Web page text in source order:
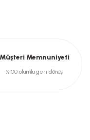
Müşteri Memnuniyeti
%100 olumlu geri dönüş